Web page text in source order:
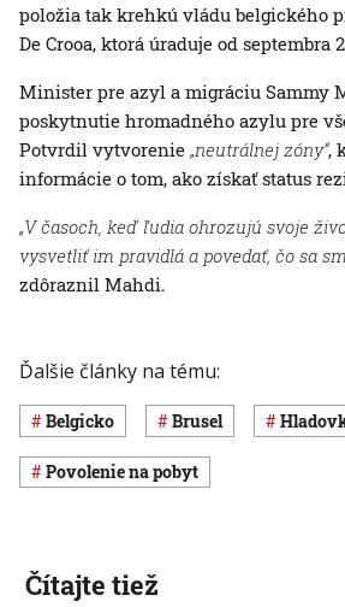
položia tak krehkú vládu belgického
De Crooa, ktorá úraduje od septembra
Minister pre azyl a migráciu Sammy
poskytnutie hromadného azylu pre
Potvrdil vytvorenie „neutrálnej zóny“,
informácie o tom, ako získať status
„V časoch, keď ľudia ohrozujú svoje
vysvetliť im pravidlá a povedať, čo sa
zdôraznil Mahdi.
Ďalšie články na tému:
Belgicko Brusel
povolenie na pobyt
Čítajte tiež